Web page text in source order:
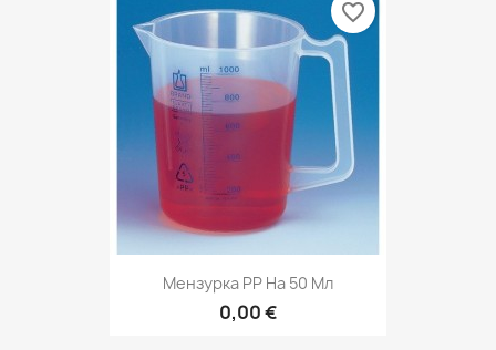
Мензурка РР На 50 Мл
0,00 €
favorite_border